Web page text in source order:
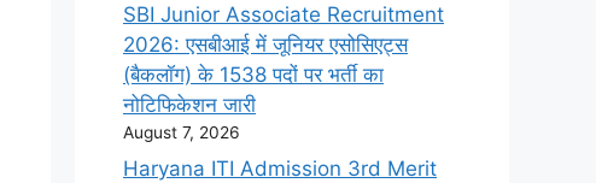
SBI Junior Associate Recruitment
2026: एसबीआई में जूनियर एसोसिएट्स
(बैकलॉग) के 1538 पदों पर भर्ती का
नोटिफिकेशन जारी
August 7, 2026
Haryana ITI Admission 3rd Merit